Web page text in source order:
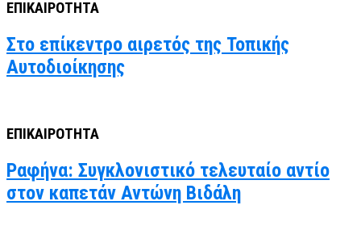
ΕΠΙΚΑΙΡΟΤΗΤΑ
Στο επίκεντρο αιρετός της Τοπικής
Αυτοδιοίκησης
ΕΠΙΚΑΙΡΟΤΗΤΑ
Ραφήνα: Συγκλονιστικό τελευταίο αντίο
στον καπετάν Αντώνη Βιδάλη